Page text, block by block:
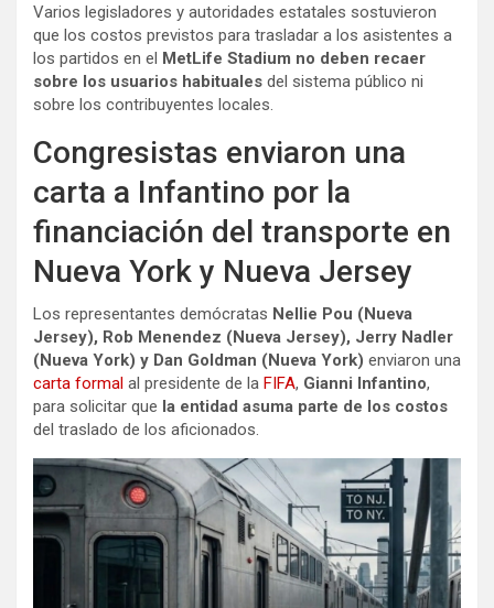
Varios legisladores y autoridades estatales sostuvieron
que los costos previstos para trasladar a los asistentes a
los partidos en el MetLife Stadium no deben recaer
sobre los usuarios habituales del sistema público ni
sobre los contribuyentes locales.
Congresistas enviaron una
carta a Infantino por la
financiación del transporte en
Nueva York y Nueva Jersey
Los representantes demócratas Nellie Pou (Nueva
Jersey), Rob Menendez (Nueva Jersey), Jerry Nadler
(Nueva York) y Dan Goldman (Nueva York) enviaron una
carta formal al presidente de la FIFA, Gianni Infantino,
para solicitar que la entidad asuma parte de los costos
del traslado de los aficionados.